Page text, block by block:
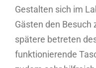
Gestalten sich im
Gästen den Besuch
spätere betreten
funktionierende